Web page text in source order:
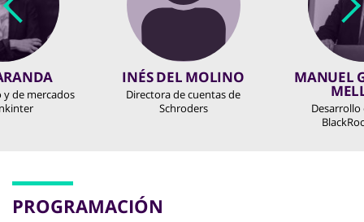
de mercados
INÉS DEL MOLINO
Directora de cuentas de
Schroders
MANUEL
Desarrollo
PROGRAMACIÓN